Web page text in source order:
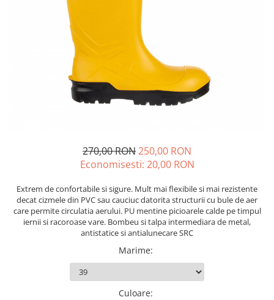
Echere si compasuri
Masini de gaurit si insurubat
Masini de slefuit si rindeluit
Masini multifunctionale
Polizoare unghiulare
Scule electrice de banc
Salopetă cu pieptar
îmbrăcăminte unică folosinţă
Industria Alimentară
Accesorii industria alimentară
Protecţie ignifugă
Combinezoane
Hanorace
Jachete
270,00 RON250,00 RON
Economisesti: 20,00 RON
Extrem de confortabile si sigure. Mult mai flexibile si mai rezistente
decat cizmele din PVC sau cauciuc datorita structurii cu bule de aer
care permite circulatia aerului. PU mentine picioarele calde pe timpul
iernii si racoroase vare. Bombeu si talpa intermediara de metal,
antistatice si antialunecare SRC
Marime:
Culoare: